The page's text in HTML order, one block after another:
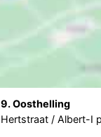
9. Oosthelling
Hertstraat / Albert-I